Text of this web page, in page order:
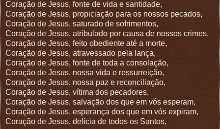
Coração de Jesus, fonte de vida e santidade,
Coração de Jesus, propiciação para os nossos pecados,
Coração de Jesus, saturado de sofrimentos,
Coração de Jesus, atribulado por causa de nossos crimes,
Coração de Jesus, feito obediente até a morte,
Coração de Jesus, atravessado pela lança,
Coração de Jesus, fonte de toda a consolação,
Coração de Jesus, nossa vida e ressurreição,
Coração de Jesus, nossa paz e reconciliação,
Coração de Jesus, vítima dos pecadores,
Coração de Jesus, salvação dos que em vós esperam,
Coração de Jesus, esperança dos que em vós expiram,
Coração de Jesus, delícia de todos os Santos,